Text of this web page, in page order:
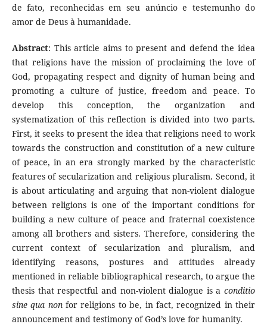
de fato, reconhecidas em seu anúncio e testemunho do
amor de Deus à humanidade.
Abstract: This article aims to present and defend the idea
that religions have the mission of proclaiming the love of
God, propagating respect and dignity of human being and
promoting a culture of justice, freedom and peace. To
develop this conception, the organization and
systematization of this reflection is divided into two parts.
First, it seeks to present the idea that religions need to work
towards the construction and constitution of a new culture
of peace, in an era strongly marked by the characteristic
features of secularization and religious pluralism. Second, it
is about articulating and arguing that non-violent dialogue
between religions is one of the important conditions for
building a new culture of peace and fraternal coexistence
among all brothers and sisters. Therefore, considering the
current context of secularization and pluralism, and
identifying reasons, postures and attitudes already
mentioned in reliable bibliographical research, to argue the
thesis that respectful and non-violent dialogue is aconditio
sine qua nonfor religions to be, in fact, recognized in their
announcement and testimony of God’s love for humanity.